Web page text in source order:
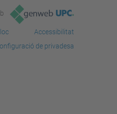
Accessibilitat
de privadesa